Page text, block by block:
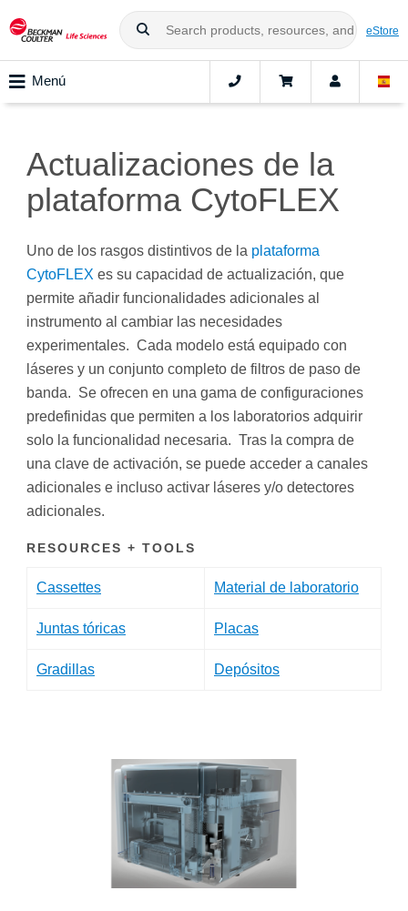
eStore
Menú
Actualizaciones de la
plataforma CytoFLEX
Uno de los rasgos distintivos de la plataforma
CytoFLEX es su capacidad de actualización, que
permite añadir funcionalidades adicionales al
instrumento al cambiar las necesidades
experimentales. Cada modelo está equipado con
láseres y un conjunto completo de filtros de paso de
banda. Se ofrecen en una gama de configuraciones
predefinidas que permiten a los laboratorios adquirir
solo la funcionalidad necesaria. Tras la compra de
una clave de activación, se puede acceder a canales
adicionales e incluso activar láseres y/o detectores
adicionales.
RESOURCES + TOOLS
Cassettes Material de laboratorio
Juntas tóricas Placas
Gradillas Depósitos